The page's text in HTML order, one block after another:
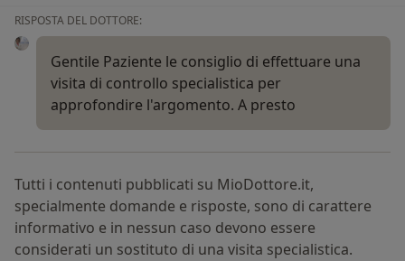
RISPOSTA DEL DOTTORE:
Gentile Paziente le consiglio di effettuare una
visita di controllo specialistica per
approfondire l'argomento. A presto
Tutti i contenuti pubblicati su MioDottore.it,
specialmente domande e risposte, sono di carattere
informativo e in nessun caso devono essere
considerati un sostituto di una visita specialistica.